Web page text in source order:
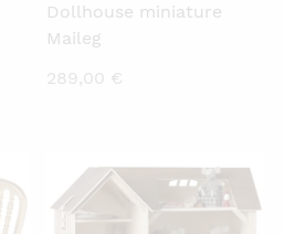
Dollhouse miniature
Maileg
289,00 €
QUICKVIEW